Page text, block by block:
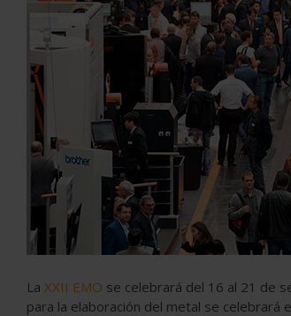
La XXII EMO se celebrará del 16 al 21 de
para la elaboración del metal se celebrará